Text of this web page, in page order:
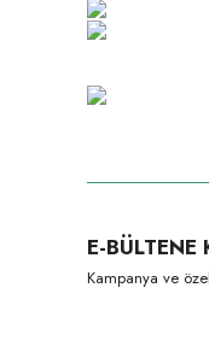
E-BÜLTENE
Kampanya ve